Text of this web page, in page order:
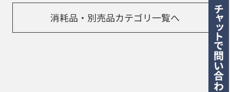
消耗品・別売品カテゴリ一覧へ